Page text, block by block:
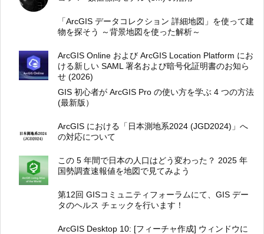
「ArcGIS データコレクション 詳細地図」を使って建
物を探そう ～背景地図を使った解析～
ArcGIS Online および ArcGIS Location Platform にお
ける新しい SAML 署名および暗号化証明書のお知ら
せ (2026)
GIS 初心者が ArcGIS Pro の使い方を学ぶ 4 つの方法
(最新版）
ArcGIS における「日本測地系2024 (JGD2024)」へ
の対応について
この 5 年間で日本の人口はどう変わった？ 2025 年
国勢調査速報値を地図で見てみよう
第12回 GISコミュニティフォーラムにて、GIS デー
タのヘルス チェックを行います！
ArcGIS Desktop 10: [フィーチャ作成] ウィンドウに